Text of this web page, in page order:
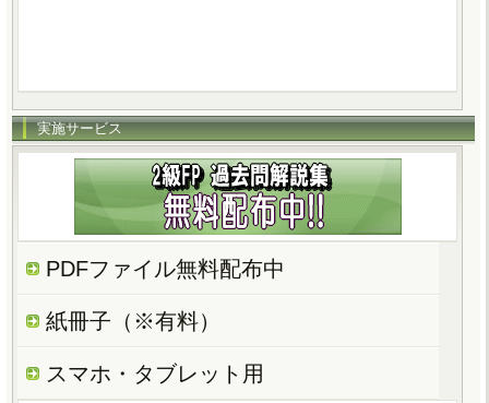
実施サービス
PDFファイル無料配布中
紙冊子（※有料）
スマホ・タブレット用